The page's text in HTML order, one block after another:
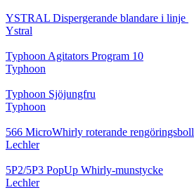
YSTRAL Dispergerande blandare i linje ‍‍
Ystral
Typhoon Agitators Program 10
Typhoon
Typhoon Sjöjungfru
Typhoon
566 MicroWhirly roterande rengöringsboll
Lechler
5P2/5P3 PopUp Whirly-munstycke
Lechler